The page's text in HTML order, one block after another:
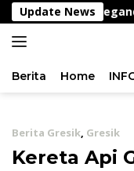
Langsung
ke
konten
Update News
di Desa
Berita Home
Berita Gresik, Gresik
Kereta Api